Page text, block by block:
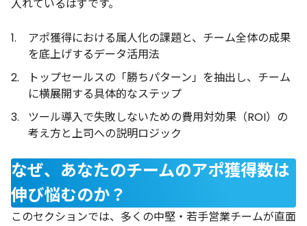
入れているはずです。
アポ獲得における属人化の課題と、チーム全体の成果
を底上げするデータ活用法
トップセールスの「勝ちパターン」を抽出し、チーム
に横展開する具体的なステップ
ツール導入で失敗しないための費用対効果（ROI）の
考え方と上司への説明ロジック
なぜ、あなたのチームのアポ獲得数は
伸び悩むのか？
このセクションでは、多くの中堅・若手営業チームが直面